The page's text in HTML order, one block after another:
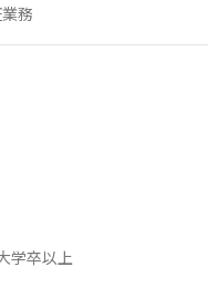
務
学卒以上